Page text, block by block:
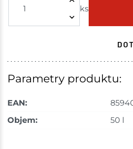
ks
Skladem - ihned k odeslání
Choceň
Tišnov
Parametry produktu:
EAN:
Objem:
50 l